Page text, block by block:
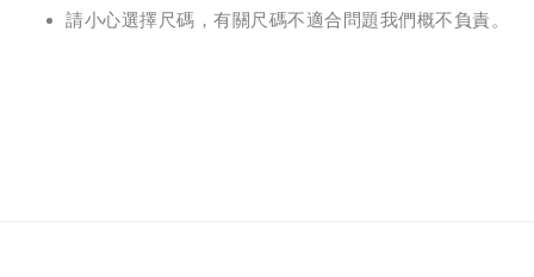
請小心選擇尺碼，有關尺碼不適合問題我們概不負責。